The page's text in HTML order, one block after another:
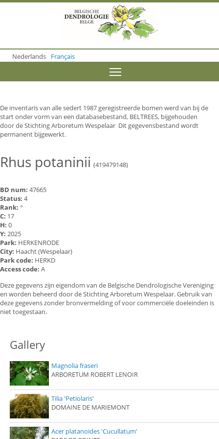
o
m
o
n
t
e
n
Nederlands Français
De inventaris van alle sedert 1987 geregistreerde bomen werd van bij de
start onder vorm van een databasebestand, BELTREES, bijgehouden
door de Stichting Arboretum Wespelaar Dit gegevensbestand wordt
permanent bijgewerkt.
Rhus potaninii (419479148)
BD num: 47665
Status: 4
Rank: °
C: 17
H: 0
Y: 2025
Park: HERKENRODE
City: Haacht (Wespelaar)
Park code: HERKD
Access code: A
Deze gegevens zijn eigendom van de Belgische Dendrologische Vereniging
en worden beheerd door de Stichting Arboretum Wespelaar. Gebruik van
deze gegevens zonder bronvermelding of voor commerciële doeleinden is
niet toegestaan.
Gallery
Magnolia fraseri
ARBORETUM ROBERT LENOIR
Tilia 'Petiolaris'
DOMAINE DE MARIEMONT
Acer platanoides 'Cucullatum'